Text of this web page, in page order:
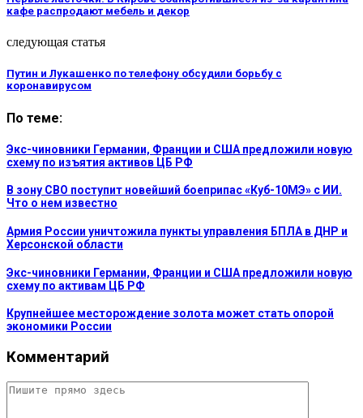
кафе распродают мебель и декор
следующая статья
Путин и Лукашенко по телефону обсудили борьбу с
коронавирусом
По теме:
Экс-чиновники Германии, Франции и США предложили новую
схему по изъятия активов ЦБ РФ
В зону СВО поступит новейший боеприпас «Куб-10МЭ» с ИИ.
Что о нем известно
Армия России уничтожила пункты управления БПЛА в ДНР и
Херсонской области
Экс-чиновники Германии, Франции и США предложили новую
схему по активам ЦБ РФ
Крупнейшее месторождение золота может стать опорой
экономики России
Комментарий